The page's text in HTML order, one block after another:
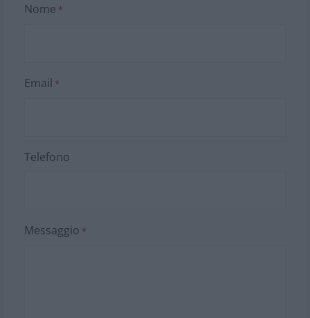
Nome *
Email *
Telefono
Messaggio *